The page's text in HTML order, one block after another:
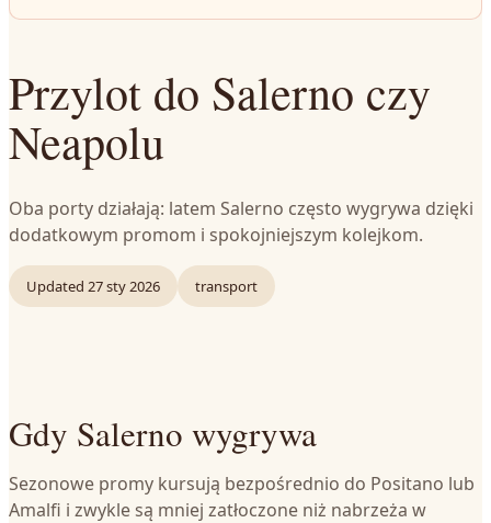
Przylot do Salerno czy
Neapolu
Oba porty działają: latem Salerno często wygrywa dzięki
dodatkowym promom i spokojniejszym kolejkom.
Updated 27 sty 2026 transport
Gdy Salerno wygrywa
Sezonowe promy kursują bezpośrednio do Positano lub
Amalfi i zwykle są mniej zatłoczone niż nabrzeża w